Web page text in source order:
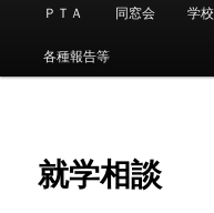
ン
コ
テ
ＰＴＡ 同窓会 学
各種報告等
就学相談